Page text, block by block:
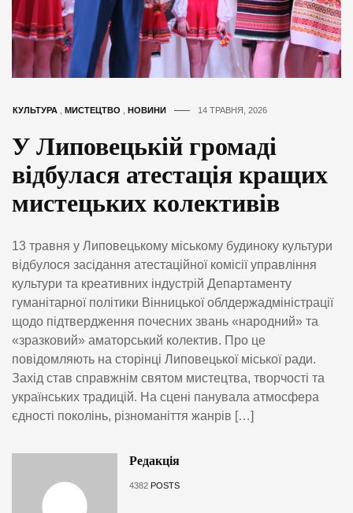
КУЛЬТУРА МИСТЕЦТВО НОВИНИ 14 ТРАВНЯ, 2026
У Липовецькій громаді
відбулася атестація кращих
мистецьких колективів
13 травня у Липовецькому міському будиноку культури
відбулося засідання атестаційної комісії управління
культури та креативних індустрій Департаменту
гуманітарної політики Вінницької облдержадміністрації
щодо підтвердження почесних звань «народний» та
«зразковий» аматорський колектив. Про це
повідомляють на сторінці Липовецької міської ради.
Захід став справжнім святом мистецтва, творчості та
українських традицій. На сцені панувала атмосфера
єдності поколінь, різноманіття жанрів […]
Редакція
4382 POSTS